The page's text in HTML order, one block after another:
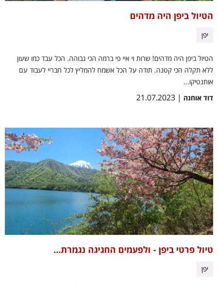
הטיול ביפן היה מדהים
יפן
הטיול ביפן היה מדהים! שרות וי איי פי ברמה הכי גבוהה. הכל עבד כמו שעון
ללא תקלה הכי קטנה. תודה על הכל אשמח להמליץ לכל חבריי לעבוד עם
אותנטיקו...
דוד אוחנה | 21.07.2023
טיול פרטי ביפן - ולפעמים החגיגה נגמרת...
יפן